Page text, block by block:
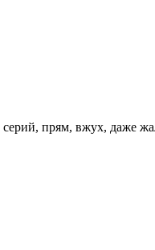
прям, вжух, даже